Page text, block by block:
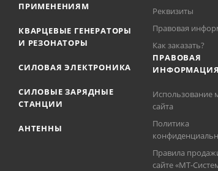
ПРИМЕНЕНИЯМ
КВАРЦЕВЫЕ ГЕНЕРАТОРЫ
И РЕЗОНАТОРЫ
СИЛОВАЯ ЭЛЕКТРОНИКА
СИЛОВЫЕ ЗАРЯДНЫЕ
СТАНЦИИ
АНТЕННЫ
Реквизиты
Правовая
Как заказать?
ПРАВОВАЯ
ИНФОРМАЦИЯ
Использование
сайта
Политика
Правила
сайте «МТ-